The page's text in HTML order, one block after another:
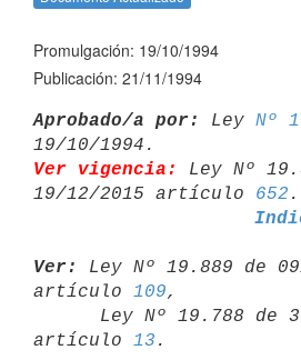
Promulgación: 19/10/1994
Publicación: 21/11/1994
Aprobado/a por: Ley Nº
Ver vigencia:
Ley Nº
19/12/2015 artículo 652
Ver:
Ley Nº 19.889 de
artículo 109,
artículo 13